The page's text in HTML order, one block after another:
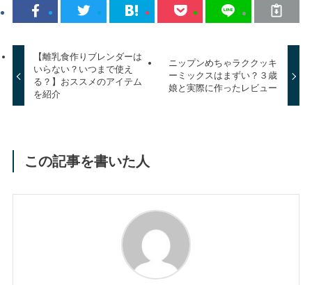
【離乳食作りブレンダーは
いらない？いつまで使え
る？】おススメのアイテム
を紹介
ニップンめちゃラククッキ
ーミックスはまずい？３歳
娘と実際に作ったレビュー
この記事を書いた人